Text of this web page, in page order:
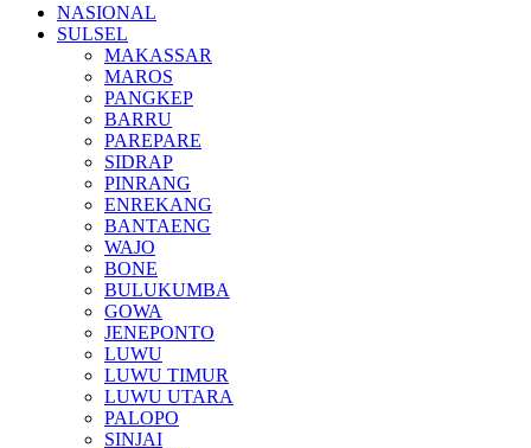
NASIONAL
SULSEL
MAKASSAR
MAROS
PANGKEP
BARRU
PAREPARE
SIDRAP
PINRANG
ENREKANG
BANTAENG
WAJO
BONE
BULUKUMBA
GOWA
JENEPONTO
LUWU
LUWU TIMUR
LUWU UTARA
PALOPO
SINJAI